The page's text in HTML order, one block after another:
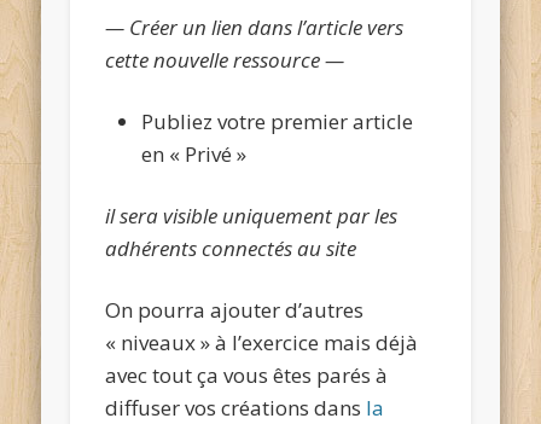
— Créer un lien dans l’article vers
cette nouvelle ressource —
Publiez votre premier article
en « Privé »
il sera visible uniquement par les
adhérents connectés au site
On pourra ajouter d’autres
« niveaux » à l’exercice mais déjà
avec tout ça vous êtes parés à
diffuser vos créations dans la